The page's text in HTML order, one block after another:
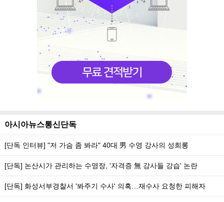
아시아뉴스통신단독
[단독 인터뷰] "저 가슴 좀 봐라" 40대 男 수영 강사의 성희롱
[단독] 논산시가 관리하는 수영장, '자격증 無 강사들 강습' 논란
[단독] 화성서부경찰서 '봐주기 수사' 의혹…재수사 요청한 피해자